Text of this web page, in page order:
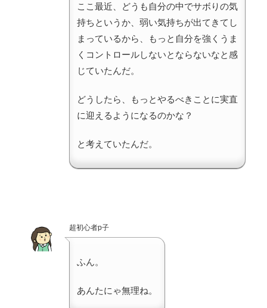
ここ最近、どうも自分の中でサボりの気
持ちというか、弱い気持ちが出てきてし
まっているから、もっと自分を強くうま
くコントロールしないとならないなと感
じていたんだ。
どうしたら、もっとやるべきことに実直
に迎えるようになるのかな？
と考えていたんだ。
超初心者p子
ふん。
あんたにゃ無理ね。